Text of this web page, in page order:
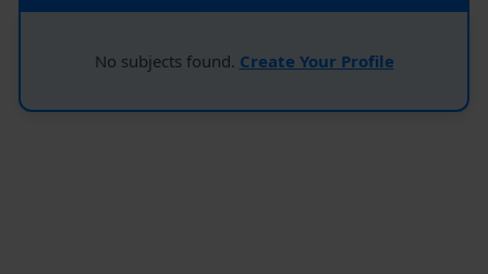
No subjects found. Create Your Profile